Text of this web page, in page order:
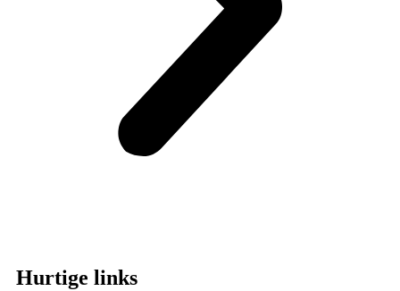
Hurtige links